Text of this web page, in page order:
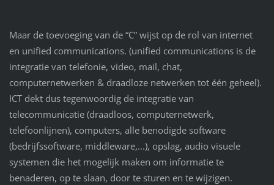
Maar de toevoeging van de “C” wijst op de rol van internet
en unified communications. (unified communications is de
integratie van telefonie, video, mail, chat,
computernetwerken & draadloze netwerken tot één geheel).
ICT dekt dus tegenwoordig de integratie van
telecommunicatie (draadloos, computernetwerk,
telefoonlijnen), computers, alle benodigde software
(bedrijfssoftware, middleware,...), opslag, audio visuele
systemen die het mogelijk maken om informatie te
benaderen, op te slaan, door te sturen en te wijzigen.